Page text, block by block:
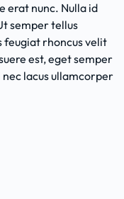
erat nunc. Nulla id
semper tellus
feugiat rhoncus velit
est, eget semper
lacus ullamcorper